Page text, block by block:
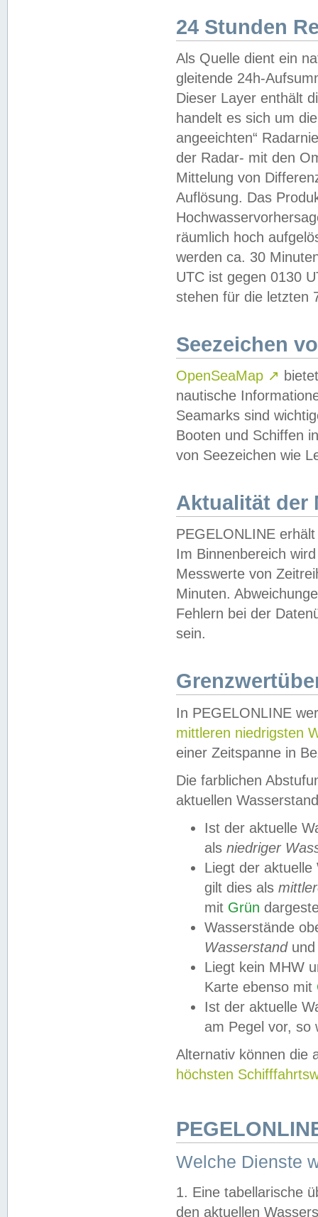
24 Stunden
Als Quelle dient ein
gleitende 24h-
Dieser Layer enthält
handelt es sich um
angeeichten“
der Radar- mit den
Mittelung von
Auflösung. Das
räumlich hoch
werden ca. 30
UTC ist gegen 0130
stehen für die letzten
Seezeichen
OpenSeaMap ↗
nautische
Seamarks sind
Booten und Schiffen
von Seezeichen wie
Aktualität der
PEGELONLINE
Im Binnenbereich
Messwerte von
Minuten.
Fehlern bei der
sein.
In PEGELONLINE
mittleren niedrigsten
einer Zeitspanne in
Die farblichen
aktuellen
Ist der aktuelle
als niedriger
Liegt der
gilt dies als
mit Grün
Wasserstände
Wasserstandund
Liegt kein MHW
Karte ebenso mit
Ist der aktuelle
am Pegel vor,
Alternativ können die
höchsten
Welche Dienste
1. Eine tabellarische
den aktuellen